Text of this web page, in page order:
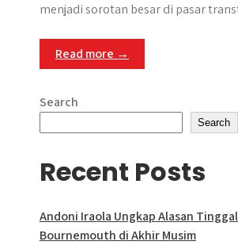
menjadi sorotan besar di pasar
Read more →
Search
Search
Recent Posts
Andoni Iraola Ungkap Alasan
Bournemouth di Akhir Musim